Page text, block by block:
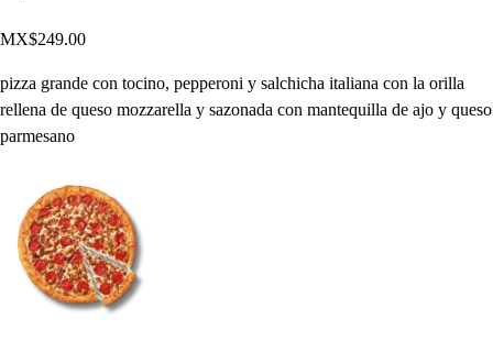
MX$249.00
pizza grande con tocino, pepperoni y salchicha italiana con la orilla
rellena de queso mozzarella y sazonada con mantequilla de ajo y queso
parmesano